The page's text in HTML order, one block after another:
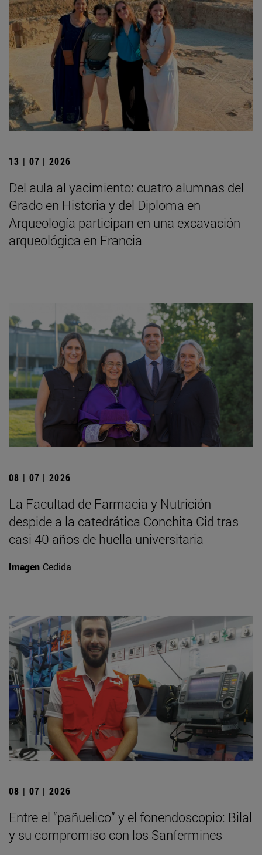
13 | 07 | 2026
Del aula al yacimiento: cuatro alumnas del
Grado en Historia y del Diploma en
Arqueología participan en una excavación
arqueológica en Francia
08 | 07 | 2026
La Facultad de Farmacia y Nutrición
despide a la catedrática Conchita Cid tras
casi 40 años de huella universitaria
Imagen Cedida
08 | 07 | 2026
Entre el “pañuelico” y el fonendoscopio: Bilal
y su compromiso con los Sanfermines